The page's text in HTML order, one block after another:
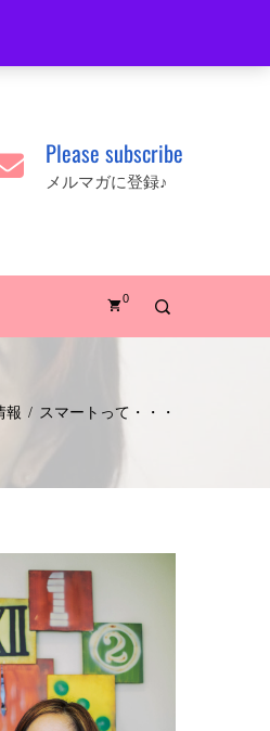
Please subscribe
メルマガに登録♪
0
報 スマートって・・・